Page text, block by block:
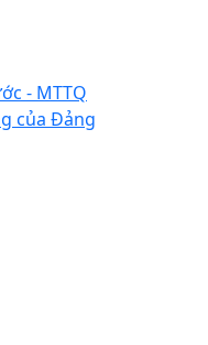
- MTTQ
của Đảng